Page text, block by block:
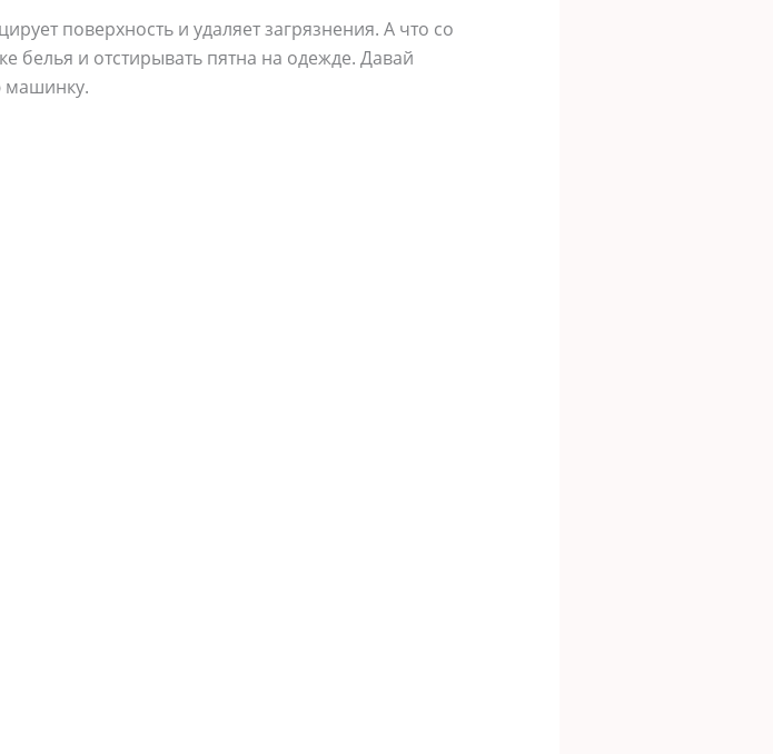
поверхность и удаляет загрязнения. А что со
белья и отстирывать пятна на одежде. Давай
машинку.